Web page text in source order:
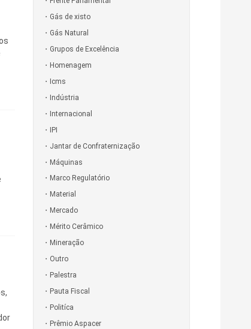
Gás de xisto
Gás Natural
Grupos de Excelência
Homenagem
Icms
Indústria
Internacional
IPI
Jantar de Confraternização
Máquinas
Marco Regulatório
Material
Mercado
Mérito Cerâmico
Mineração
Outro
Palestra
Pauta Fiscal
Politíca
Prêmio Aspacer